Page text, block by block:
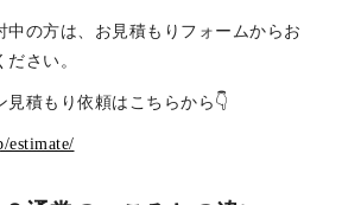
中の方は、お見積もりフォームからお
さい。
見積もり依頼はこちらから👇
estimate/